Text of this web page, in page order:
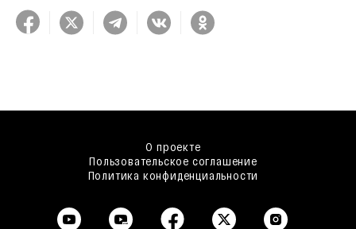
О проекте
Пользовательское соглашение
Политика конфиденциальности